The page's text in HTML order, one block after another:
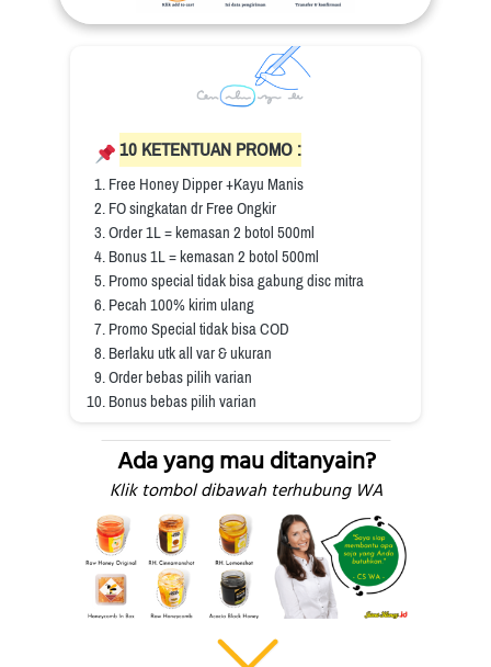
10 KETENTUAN PROMO :
Free Honey Dipper +Kayu Manis
FO singkatan dr Free Ongkir
Order 1L = kemasan 2 botol 500ml
Bonus 1L = kemasan 2 botol 500ml
Promo special tidak bisa gabung disc mitra
Pecah 100% kirim ulang
Promo Special tidak bisa COD
Berlaku utk all var & ukuran
Order bebas pilih varian
Bonus bebas pilih varian
Ada yang mau ditanyain?
Klik tombol dibawah terhubung WA